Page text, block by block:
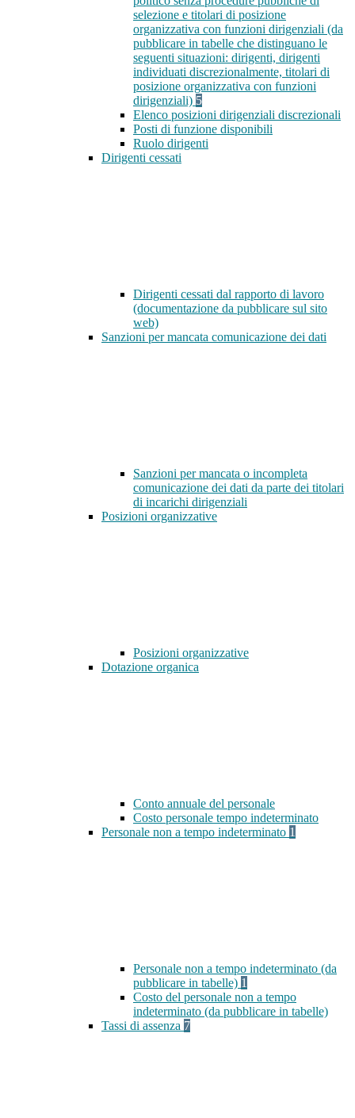
selezione e titolari di posizione
organizzativa con funzioni dirigenziali (da
pubblicare in tabelle che distinguano le
seguenti situazioni: dirigenti, dirigenti
individuati discrezionalmente, titolari di
posizione organizzativa con funzioni
dirigenziali) 5
Elenco posizioni dirigenziali discrezionali
Posti di funzione disponibili
Ruolo dirigenti
Dirigenti cessati
Dirigenti cessati dal rapporto di lavoro
(documentazione da pubblicare sul sito
web)
Sanzioni per mancata comunicazione dei dati
Sanzioni per mancata o incompleta
comunicazione dei dati da parte dei titolari
di incarichi dirigenziali
Posizioni organizzative
Posizioni organizzative
Dotazione organica
Conto annuale del personale
Costo personale tempo indeterminato
Personale non a tempo indeterminato 1
Personale non a tempo indeterminato (da
pubblicare in tabelle) 1
Costo del personale non a tempo
indeterminato (da pubblicare in tabelle)
Tassi di assenza 7